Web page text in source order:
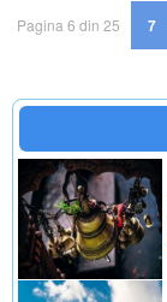
Pagina 6 din 25 7